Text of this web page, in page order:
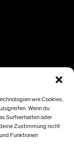
wie Cookies,
Wenn du
Surfverhalten oder
Zustimmung nicht
Funktionen